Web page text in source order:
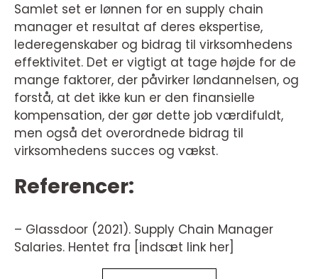
Samlet set er lønnen for en supply chain
manager et resultat af deres ekspertise,
lederegenskaber og bidrag til virksomhedens
effektivitet. Det er vigtigt at tage højde for de
mange faktorer, der påvirker løndannelsen, og
forstå, at det ikke kun er den finansielle
kompensation, der gør dette job værdifuldt,
men også det overordnede bidrag til
virksomhedens succes og vækst.
Referencer:
– Glassdoor (2021). Supply Chain Manager
Salaries. Hentet fra [indsæt link her]